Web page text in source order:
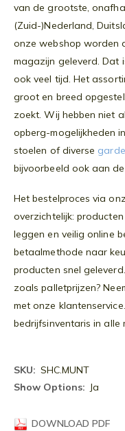
van de grootste,
(Zuid-)Nederland,
onze webshop worden
magazijn geleverd. Dat
ook veel tijd. Het
groot en breed
zoekt. Wij hebben niet
opberg-mogelijkheden
stoelen of diverse
bijvoorbeeld ook aan de
Het bestelproces via
overzichtelijk:
leggen en veilig online
betaalmethode naar
producten snel
zoals palletprijzen?
met onze
bedrijfsinventaris in alle
Meer
informatie
SHC.MUNT
Ja
DOWNLOAD PDF